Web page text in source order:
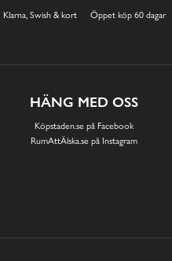
Klarna, Swish & kort Öppet köp 60 dagar
HÄNG MED OSS
Köpstaden.se på Facebook
RumAttÄlska.se på Instagram